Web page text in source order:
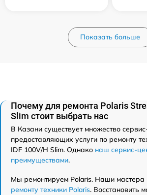
Показать больше
Почему для ремонта Polaris
Slim стоит выбрать нас
В Казани существует множество
предоставляющих услуги по ремонту
IDF 100V/H Slim. Однако наш сервис-
преимуществами.
Мы ремонтируем Polaris. Наши мастера
ремонту техники Polaris. Восстановить